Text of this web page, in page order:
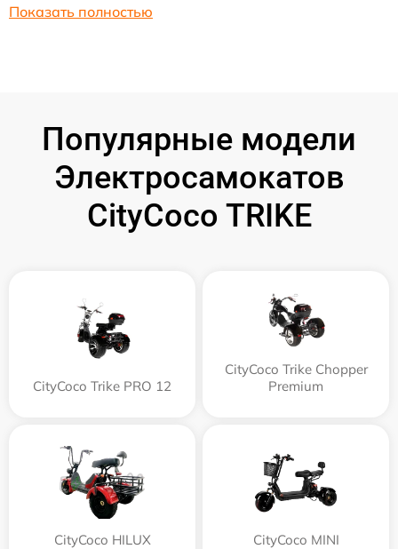
Показать полностью
Популярные модели
Электросамокатов
CityCoco TRIKE
CityCoco Trike PRO 12
CityCoco Trike Chopper
Premium
CityCoco HILUX CityCoco MINI